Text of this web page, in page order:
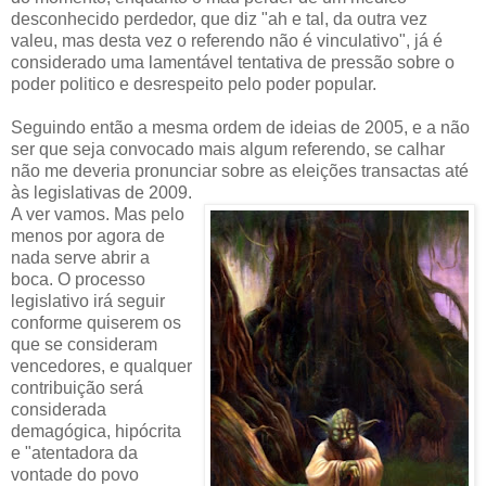
desconhecido perdedor, que diz "ah e tal, da outra vez
valeu, mas desta vez o referendo não é vinculativo", já é
considerado uma lamentável tentativa de pressão sobre o
poder politico e desrespeito pelo poder popular.
Seguindo então a mesma ordem de ideias de 2005, e a não
ser que seja convocado mais algum referendo, se calhar
não me deveria pronunciar sobre as eleições transactas até
às legislativas de 2009.
A ver vamos. Mas pelo
menos por agora de
nada serve abrir a
boca. O processo
legislativo irá seguir
conforme quiserem os
que se consideram
vencedores, e qualquer
contribuição será
considerada
demagógica, hipócrita
e "atentadora da
vontade do povo